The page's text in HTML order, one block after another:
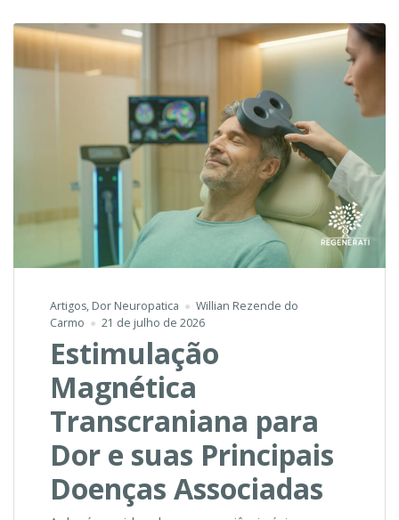
Artigos, Dor Neuropatica
Willian Rezende do
Carmo
21 de julho de 2026
Estimulação
Magnética
Transcraniana para
Dor e suas Principais
Doenças Associadas